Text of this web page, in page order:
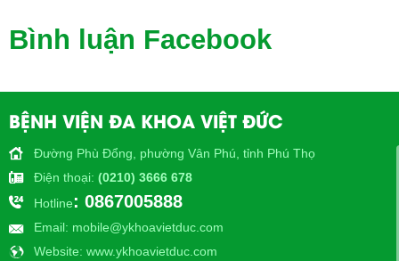
Bình luận Facebook
BỆNH VIỆN ĐA KHOA VIỆT ĐỨC
Đường Phù Đổng, phường Vân Phú, tỉnh Phú Thọ
Điện thoại: (0210) 3666 678
Hotline: 0867005888
Email: mobile@ykhoavietduc.com
Website: www.ykhoavietduc.com